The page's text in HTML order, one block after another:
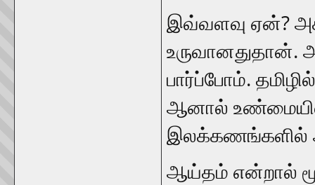
இவ்வளவு ஏன்?
பார்ப்போம்.
ஆனால்
இலக்கணங்களில்
ஆய்தம் என்றால்